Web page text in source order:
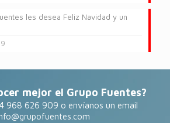
les desea Feliz Navidad y un
mejor el Grupo Fuentes?
968 626 909 o envíanos un email